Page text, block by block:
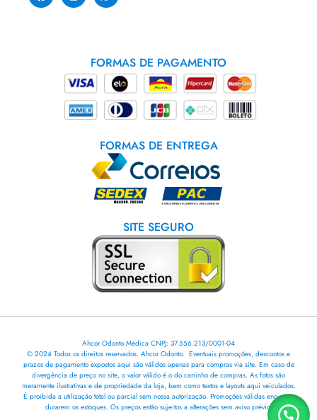
FORMAS DE PAGAMENTO
FORMAS DE ENTREGA
SITE SEGURO
Ahcor Odonto Médica CNPJ: 37.556.213/0001-04
© 2024 Todos os direitos reservados. Ahcor Odonto. Eventuais promoções, descontos e
prazos de pagamento expostos aqui são válidos apenas para compras via site. Em caso de
divergência de preço no site, o valor válido é o do carrinho de compras. As fotos são
meramente ilustrativas e de propriedade da loja, bem como textos e layouts aqui veiculados.
É proibida a utilização total ou parcial sem nossa autorização. Promoções válidas enquanto
durarem os estoques. Os preços estão sujeitos a alterações sem aviso prévio.